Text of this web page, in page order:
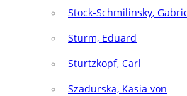
Stock-Schmilinsky,
Sturm, Eduard
Sturtzkopf, Carl
Szadurska, Kasia von